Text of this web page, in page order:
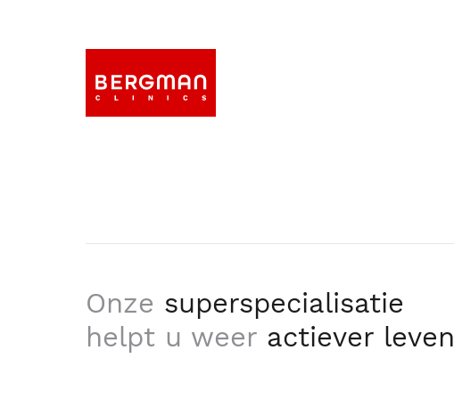
Onze superspecialisatie
helpt u weer actiever leven